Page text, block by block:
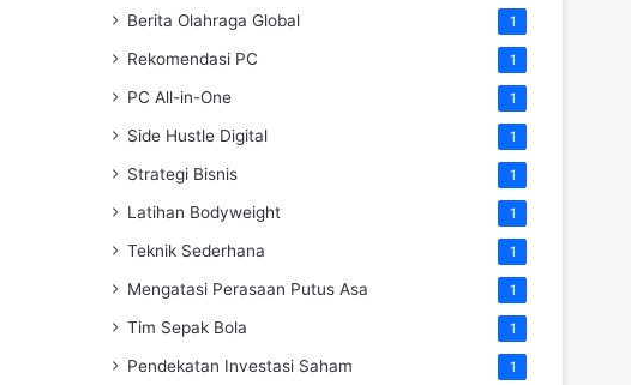
Berita Olahraga Global 1
Rekomendasi PC 1
PC All-in-One 1
Side Hustle Digital 1
Strategi Bisnis 1
Latihan Bodyweight 1
Teknik Sederhana 1
Mengatasi Perasaan Putus Asa 1
Tim Sepak Bola 1
Pendekatan Investasi Saham 1